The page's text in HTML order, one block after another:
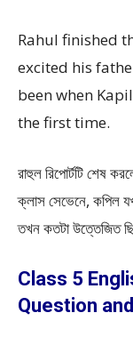
Rahul finished
excited his
been when
the first time.
রাহুল রিপোর্টটি শেষ
ক্লাস সেভেনে, কপিল
তখন কতটা উত্তেজিত
Class 5
Question